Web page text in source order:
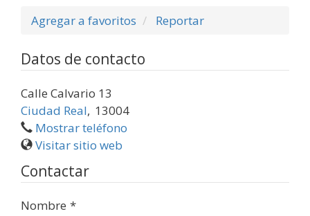
Agregar a favoritos
Reportar
Datos de contacto
Calle Calvario 13
Ciudad Real, 13004
Mostrar teléfono
Visitar sitio web
Contactar
Nombre *